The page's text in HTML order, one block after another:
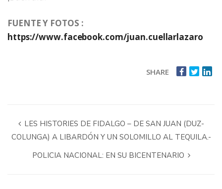
FUENTE Y FOTOS :
https://www.facebook.com/juan.cuellarlazaro
SHARE
LES HISTORIES DE FIDALGO – DE SAN JUAN (DUZ-
COLUNGA) A LIBARDÓN Y UN SOLOMILLO AL TEQUILA.-
POLICIA NACIONAL: EN SU BICENTENARIO